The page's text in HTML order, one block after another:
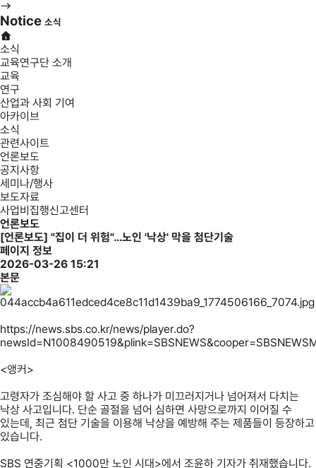
Notice 소식
소식
교육연구단 소개
교육
연구
산업과 사회 기여
아카이브
소식
관련사이트
언론보도
공지사항
세미나/행사
보도자료
사업비집행신고센터
언론보도
[언론보도] "집이 더 위험"…노인 '낙상' 막을 첨단기술
페이지 정보
2026-03-26 15:21
본문
https://news.sbs.co.kr/news/player.do?
<앵커>
고령자가 조심해야 할 사고 중 하나가 미끄러지거나 넘어져서 다치는
낙상 사고입니다. 단순 골절을 넘어 심하면 사망으로까지 이어질 수
있는데, 최근 첨단 기술을 이용해 낙상을 예방해 주는 제품들이 등장하고
있습니다.
SBS 연중기획 <1000만 노인 시대>에서 조윤하 기자가 취재했습니다.